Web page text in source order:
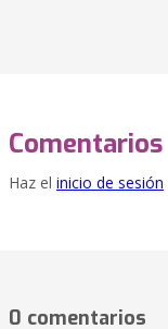
Comentarios
Haz el inicio de sesión
0 comentarios